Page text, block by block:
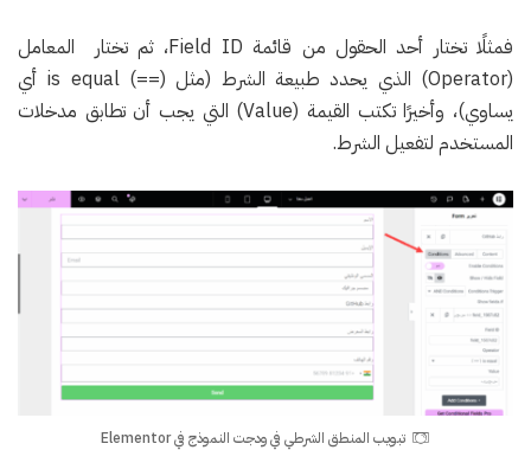
فمثلًا تختار أحد الحقول من قائمة Field ID، ثم تختار المعامل
(Operator) الذي يحدد طبيعة الشرط (مثل (==) is equal أي
يساوي)، وأخيرًا تكتب القيمة (Value) التي يجب أن تطابق مدخلات
المستخدم لتفعيل الشرط.
تبويب المنطق الشرطي في ودجت النموذج في Elementor